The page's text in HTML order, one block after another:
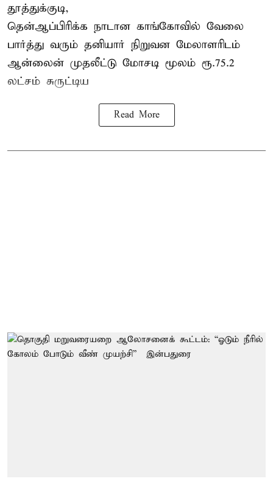
தூத்துக்குடி,
தென்ஆப்பிரிக்க நாடான காங்கோவில் வேலை
பார்த்து வரும் தனியார் நிறுவன மேலாளரிடம்
ஆன்லைன் முதலீட்டு மோசடி மூலம் ரூ.75.2
லட்சம் சுருட்டிய
Read More